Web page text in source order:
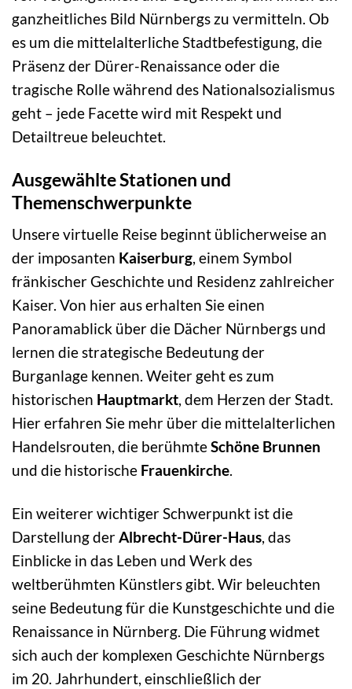
ganzheitliches Bild Nürnbergs zu vermitteln. Ob
es um die mittelalterliche Stadtbefestigung, die
Präsenz der Dürer-Renaissance oder die
tragische Rolle während des Nationalsozialismus
geht – jede Facette wird mit Respekt und
Detailtreue beleuchtet.
Ausgewählte Stationen und
Themenschwerpunkte
Unsere virtuelle Reise beginnt üblicherweise an
der imposanten Kaiserburg, einem Symbol
fränkischer Geschichte und Residenz zahlreicher
Kaiser. Von hier aus erhalten Sie einen
Panoramablick über die Dächer Nürnbergs und
lernen die strategische Bedeutung der
Burganlage kennen. Weiter geht es zum
historischen Hauptmarkt, dem Herzen der Stadt.
Hier erfahren Sie mehr über die mittelalterlichen
Handelsrouten, die berühmteSchöne Brunnen
und die historische Frauenkirche.
Ein weiterer wichtiger Schwerpunkt ist die
Darstellung derAlbrecht-Dürer-Haus, das
Einblicke in das Leben und Werk des
weltberühmten Künstlers gibt. Wir beleuchten
seine Bedeutung für die Kunstgeschichte und die
Renaissance in Nürnberg. Die Führung widmet
sich auch der komplexen Geschichte Nürnbergs
im 20. Jahrhundert, einschließlich der